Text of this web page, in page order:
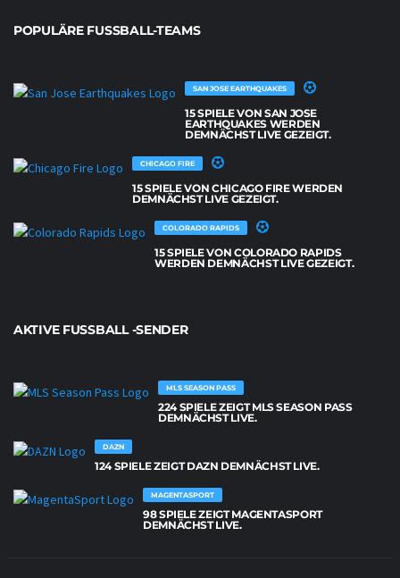
POPULÄRE FUSSBALL-TEAMS
SAN JOSE EARTHQUAKES
15 SPIELE VON SAN JOSE
EARTHQUAKES WERDEN
DEMNÄCHST LIVE GEZEIGT.
CHICAGO FIRE
15 SPIELE VON CHICAGO FIRE WERDEN
DEMNÄCHST LIVE GEZEIGT.
COLORADO RAPIDS
15 SPIELE VON COLORADO RAPIDS
WERDEN DEMNÄCHST LIVE GEZEIGT.
AKTIVE FUSSBALL -SENDER
MLS SEASON PASS
224 SPIELE ZEIGT MLS SEASON PASS
DEMNÄCHST LIVE.
DAZN
124 SPIELE ZEIGT DAZN DEMNÄCHST LIVE.
MAGENTASPORT
98 SPIELE ZEIGT MAGENTASPORT
DEMNÄCHST LIVE.